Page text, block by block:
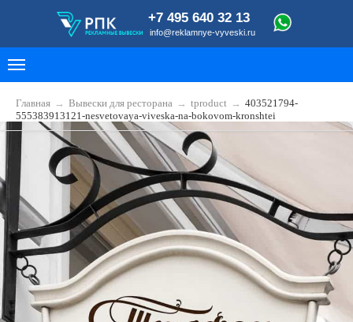
Главная → Вывески для ресторана → tproduct → 403521794-
555383913121-nesvetovaya-viveska-na-bokovom-kronshtei
+7 495 640 32 13
info@reklamnye-vyveski.ru